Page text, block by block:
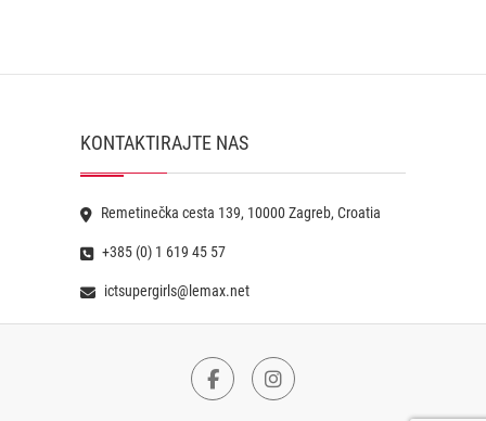
KONTAKTIRAJTE NAS
Remetinečka cesta 139, 10000 Zagreb, Croatia
+385 (0) 1 619 45 57
ictsupergirls@lemax.net
FacebookInstagram